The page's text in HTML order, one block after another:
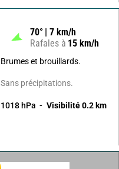
70° 7 km/h
Rafales à 15 km/h
Brumes et brouillards.
Sans précipitations.
1018 hPa Visibilité 0.2 km